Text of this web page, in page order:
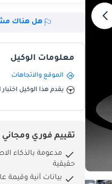
هل هناك
معلومات الوكيل
الموقع والاتجاهات
يقدم هذا الوكيل اختبار
تقييم فوري ومجاني
مدعومة بالذكاء
حقيقية
بيانات آنية وقيمة